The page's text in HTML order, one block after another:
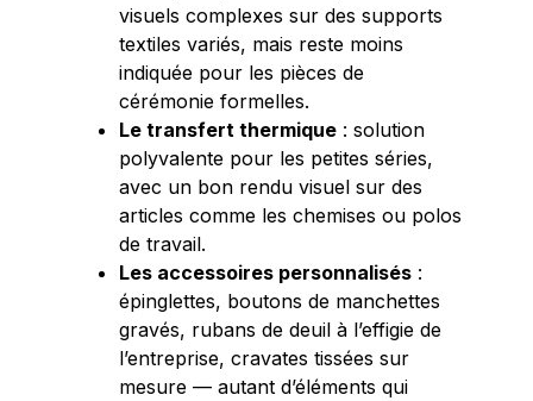
visuels complexes sur des supports
textiles variés, mais reste moins
indiquée pour les pièces de
cérémonie formelles.
Le transfert thermique : solution
polyvalente pour les petites séries,
avec un bon rendu visuel sur des
articles comme les chemises ou polos
de travail.
Les accessoires personnalisés :
épinglettes, boutons de manchettes
gravés, rubans de deuil à l’effigie de
l’entreprise, cravates tissées sur
mesure — autant d’éléments qui